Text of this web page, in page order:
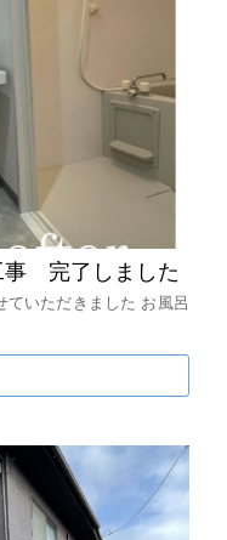
事 完了しました
ていただきました お風呂